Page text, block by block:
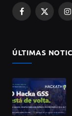
Facebook
X
ÚLTIMAS